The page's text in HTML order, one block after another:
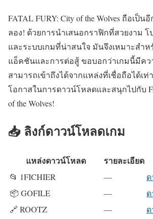
FATAL FURY: City of the Wolves ถือเป็
ลอง! ด้วยการนำเสนอกราฟิกที่สวยงาม
และระบบเกมที่น่าสนใจ มันจึงเหมาะสำ
แอ็คชันและการต่อสู้ ขอบอกว่าเกมนี้มีค
สามารถเข้าถึงได้จากแหล่งที่เชื่อถือได้เ
โอกาสในการดาวน์โหลดและสนุกไปกับ
of the Wolves!
📥 ลิงก์ดาวน์โหลดเกม
แหล่งดาวน์โหลด รายละเอียด
📂 1FICHIER —
📦 GOFILE
—
🔗 ROOTZ
—